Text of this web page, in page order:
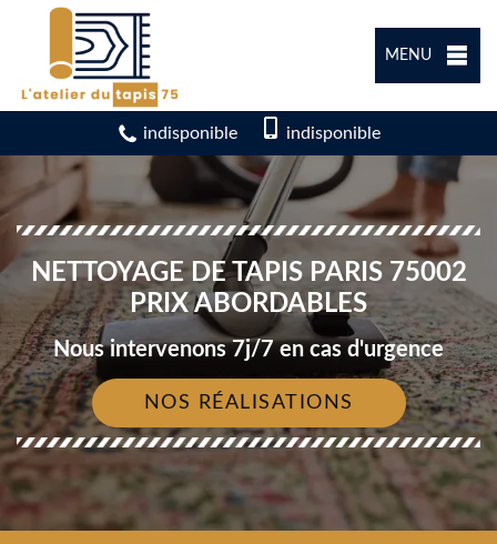
MENU
indisponible indisponible
NETTOYAGE DE TAPIS PARIS 75002
PRIX ABORDABLES
Nous intervenons 7j/7 en cas d'urgence
NOS RÉALISATIONS